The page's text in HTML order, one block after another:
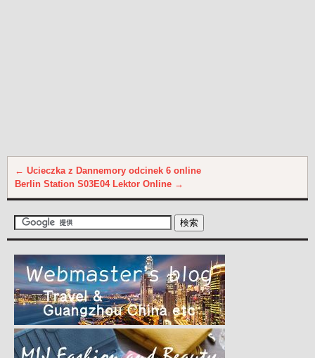
← Ucieczka z Dannemory odcinek 6 online
Berlin Station S03E04 Lektor Online →